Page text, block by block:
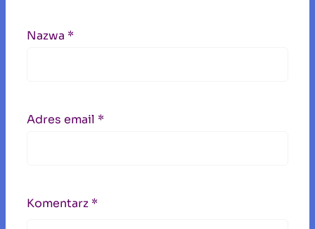
Nazwa *
Adres email *
Komentarz *